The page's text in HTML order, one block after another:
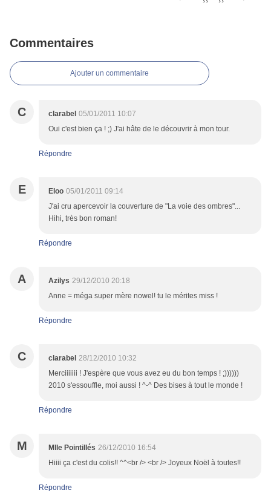
Commentaires
Ajouter un commentaire
C clarabel 05/01/2011 10:07
Oui c'est bien ça ! ;) J'ai hâte de le découvrir à mon tour.
Répondre
E Eloo 05/01/2011 09:14
J'ai cru apercevoir la couverture de "La voie des ombres"...
Hihi, très bon roman!
Répondre
A Azilys 29/12/2010 20:18
Anne = méga super mère nowel! tu le mérites miss !
Répondre
C clarabel 28/12/2010 10:32
Merciiiiiii ! J'espère que vous avez eu du bon temps ! ;))))))
2010 s'essouffle, moi aussi ! ^-^ Des bises à tout le monde !
Répondre
M Mlle Pointillés 26/12/2010 16:54
Hiiii ça c'est du colis!! ^^<br /> <br /> Joyeux Noël à toutes!!
Répondre